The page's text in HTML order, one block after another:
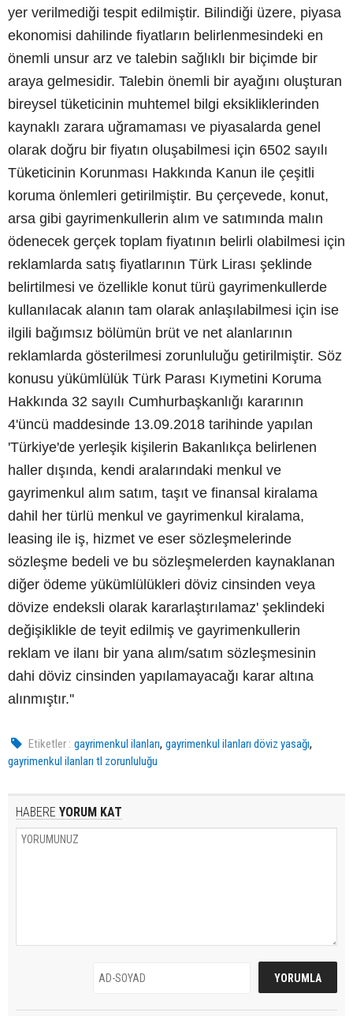
yer verilmediği tespit edilmiştir. Bilindiği üzere, piyasa
ekonomisi dahilinde fiyatların belirlenmesindeki en
önemli unsur arz ve talebin sağlıklı bir biçimde bir
araya gelmesidir. Talebin önemli bir ayağını oluşturan
bireysel tüketicinin muhtemel bilgi eksikliklerinden
kaynaklı zarara uğramaması ve piyasalarda genel
olarak doğru bir fiyatın oluşabilmesi için 6502 sayılı
Tüketicinin Korunması Hakkında Kanun ile çeşitli
koruma önlemleri getirilmiştir. Bu çerçevede, konut,
arsa gibi gayrimenkullerin alım ve satımında malın
ödenecek gerçek toplam fiyatının belirli olabilmesi için
reklamlarda satış fiyatlarının Türk Lirası şeklinde
belirtilmesi ve özellikle konut türü gayrimenkullerde
kullanılacak alanın tam olarak anlaşılabilmesi için ise
ilgili bağımsız bölümün brüt ve net alanlarının
reklamlarda gösterilmesi zorunluluğu getirilmiştir. Söz
konusu yükümlülük Türk Parası Kıymetini Koruma
Hakkında 32 sayılı Cumhurbaşkanlığı kararının
4'üncü maddesinde 13.09.2018 tarihinde yapılan
'Türkiye'de yerleşik kişilerin Bakanlıkça belirlenen
haller dışında, kendi aralarındaki menkul ve
gayrimenkul alım satım, taşıt ve finansal kiralama
dahil her türlü menkul ve gayrimenkul kiralama,
leasing ile iş, hizmet ve eser sözleşmelerinde
sözleşme bedeli ve bu sözleşmelerden kaynaklanan
diğer ödeme yükümlülükleri döviz cinsinden veya
dövize endeksli olarak kararlaştırılamaz' şeklindeki
değişiklikle de teyit edilmiş ve gayrimenkullerin
reklam ve ilanı bir yana alım/satım sözleşmesinin
dahi döviz cinsinden yapılamayacağı karar altına
alınmıştır.''
Etiketler : gayrimenkul ilanları,gayrimenkul ilanları döviz yasağı,
gayrimenkul ilanları tl zorunluluğu
HABERE YORUM KAT